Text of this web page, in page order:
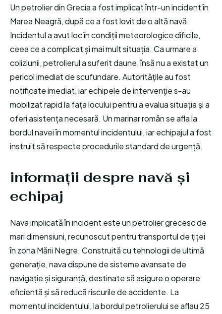
Un petrolier din Grecia a fost implicat într-un incident în
Marea Neagră, după ce a fost lovit de o altă navă.
Incidentul a avut loc în condiții meteorologice dificile,
ceea ce a complicat și mai mult situația. Ca urmare a
coliziunii, petrolierul a suferit daune, însă nu a existat un
pericol imediat de scufundare. Autoritățile au fost
notificate imediat, iar echipele de intervenție s-au
mobilizat rapid la fața locului pentru a evalua situația și a
oferi asistența necesară. Un marinar român se afla la
bordul navei în momentul incidentului, iar echipajul a fost
instruit să respecte procedurile standard de urgență.
informații despre navă și
echipaj
Nava implicată în incident este un petrolier grecesc de
mari dimensiuni, recunoscut pentru transportul de țiței
în zona Mării Negre. Construită cu tehnologii de ultimă
generație, nava dispune de sisteme avansate de
navigație și siguranță, destinate să asigure o operare
eficientă și să reducă riscurile de accidente. La
momentul incidentului, la bordul petrolierului se aflau 25